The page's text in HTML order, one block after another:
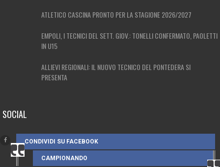
ATLETICO CASCINA PRONTO PER LA STAGIONE 2026/2027
EMPOLI, I TECNICI DEL SETT. GIOV.: TONELLI CONFERMATO, PAOLETTI
IN U15
ALLIEVI REGIONALI: IL NUOVO TECNICO DEL PONTEDERA SI
PRESENTA
SOCIAL
CONDIVIDI SU FACEBOOK
CAMPIONANDO